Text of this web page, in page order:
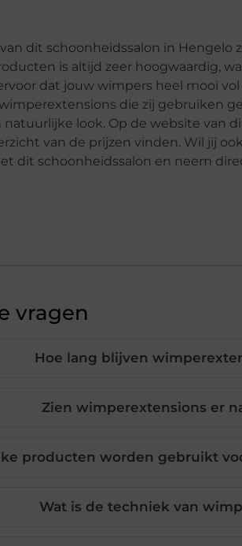
dit schoonheidssalon in Hengelo
is altijd zeer hoogwaardig,
dat jouw wimpers heel mooi
die zij gebruiken
look. Op de website van
van de prijzen vinden. Wil jij
dit schoonheidssalon en neem
vragen
Hoe lang blijven
Zien wimperextensions er
producten worden gebruikt
Wat is de techniek van